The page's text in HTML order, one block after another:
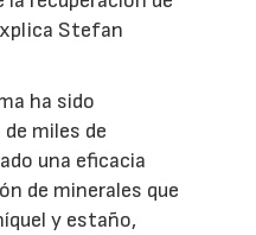
Stefan
ha sido
miles de
una eficacia
de minerales que
y estaño,